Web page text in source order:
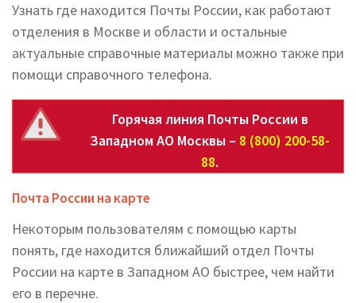
Узнать где находится Почты России, как работают
отделения в Москве и области и остальные
актуальные справочные материалы можно также при
помощи справочного телефона.
Горячая линия Почты России в
Западном АО Москвы – 8 (800) 200-58-
88.
Почта России на карте
Некоторым пользователям с помощью карты
понять, где находится ближайший отдел Почты
России на карте в Западном АО быстрее, чем найти
его в перечне.